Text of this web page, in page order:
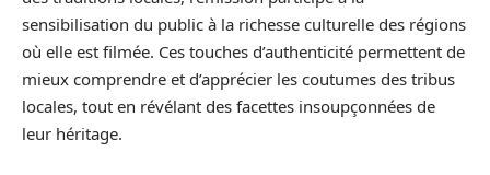
sensibilisation du public à la richesse culturelle des régions
où elle est filmée. Ces touches d’authenticité permettent de
mieux comprendre et d’apprécier les coutumes des tribus
locales, tout en révélant des facettes insoupçonnées de
leur héritage.